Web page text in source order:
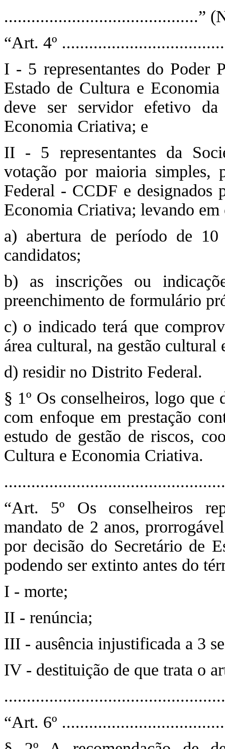
...........................................”
“Art. 4º
I - 5 representantes do Poder
Estado de Cultura e
deve ser servidor efetivo
Economia Criativa; e
II - 5 representantes da
votação por maioria simples,
Federal - CCDF e designados
Economia Criativa; levando em
a) abertura de período de
candidatos;
b) as inscrições ou
preenchimento de formulário
c) o indicado terá que
área cultural, na gestão cultural
d) residir no Distrito Federal.
§ 1º Os conselheiros, logo que
com enfoque em prestação
estudo de gestão de riscos,
Cultura e Economia Criativa.
“Art. 5º Os conselheiros
mandato de 2 anos,
por decisão do Secretário de
podendo ser extinto antes do
I - morte;
II - renúncia;
III - ausência injustificada a 3
IV - destituição de que trata o
“Art. 6º